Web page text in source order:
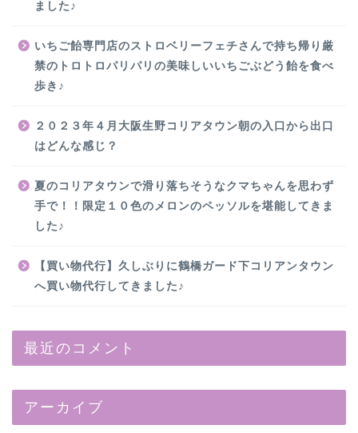
ました♪
いちご飴専門店のストロベリーフェチさんで持ち帰り厳
禁のトロトロパリパリの美味しいいちごぶどう飴を食べ
歩き♪
２０２３年４月大阪生野コリアタウン朝の入口から出口
はどんな感じ？
夏のコリアタウンで滑り落ちそうなクマちゃんを思わず
手で！！限定１０色のメロンのペッソルを堪能してきま
した♪
【買い物代行】久しぶりに鶴橋ガード下コリアンタウン
へ買い物代行してきました♪
最近のコメント
アーカイブ